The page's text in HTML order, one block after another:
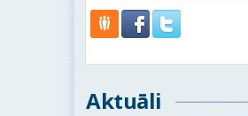
Aktuāli